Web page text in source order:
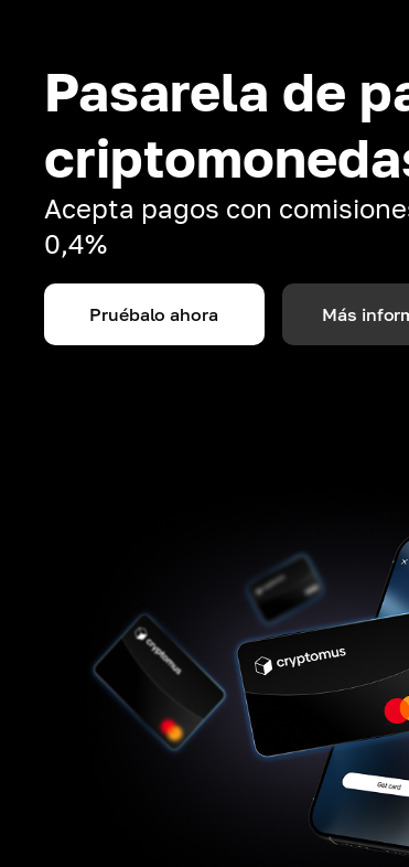
Pasarela de
Acepta pagos con
0,4%
Pruébalo ahora Más